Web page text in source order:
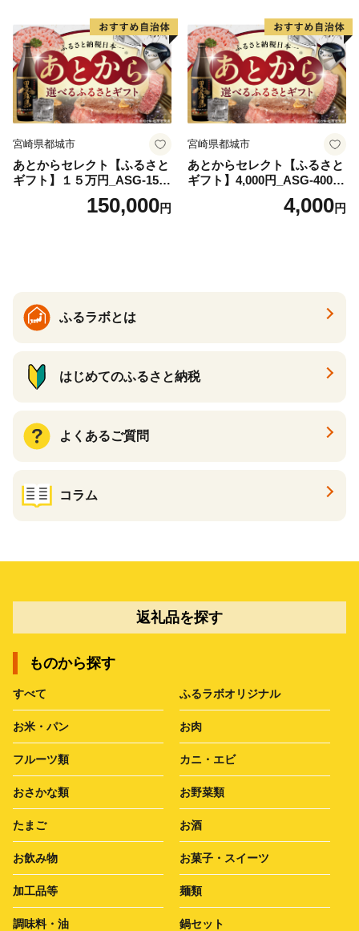
宮崎県都城市
あとからセレクト【ふるさと
ギフト】１５万円_ASG-1500
150,000円
宮崎県都城市
あとからセレクト【ふるさと
ギフト】4,000円_ASG-4000_
(都城市) 後から選べる返礼品
ギフト ギフトポイント 品数2
酎 サーモン 野菜 魚介 海産物
4,000円
ふるラボとは
はじめてのふるさと納税
よくあるご質問
コラム
返礼品を探す
ものから探す
すべて ふるラボオリジナル
お米・パン お肉
フルーツ類 カニ・エビ
おさかな類 お野菜類
たまご お酒
お飲み物 お菓子・スイーツ
加工品等 麺類
調味料・油 鍋セット